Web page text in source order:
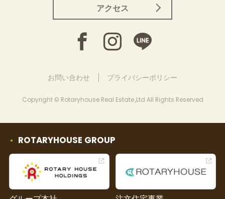
アクセス
お問い合わせ プライバシーポリシー
Copyright © Rotaryhouse Real Estate.,Ltd All Rights Reserved
ROTARYHOUSE GROUP